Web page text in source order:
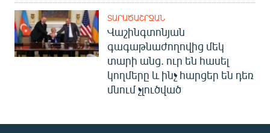
ՏԱՐԱԾԱՇՐՋԱՆ
Վաշինգտոնյան
գագաթնաժողովից մեկ
տարի անց. ուր են հասել
կողմերը և ինչ հարցեր են դեռ
մնում չլուծված